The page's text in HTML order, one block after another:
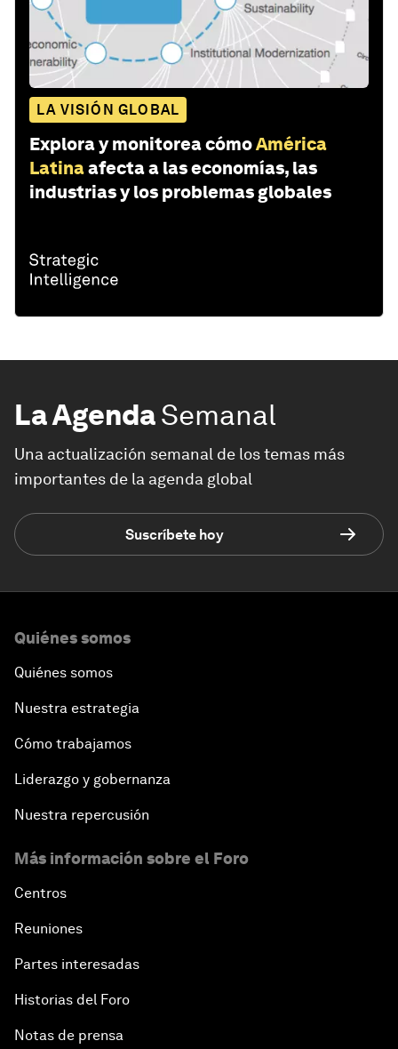
LA VISIÓN GLOBAL
Explora y monitorea cómoAmérica
Latinaafecta a las economías, las
industrias y los problemas globales
La AgendaSemanal
Una actualización semanal de los temas más
importantes de la agenda global
Suscríbete hoy
Quiénes somos
Quiénes somos
Nuestra estrategia
Cómo trabajamos
Liderazgo y gobernanza
Nuestra repercusión
Más información sobre el Foro
Centros
Reuniones
Partes interesadas
Historias del Foro
Notas de prensa